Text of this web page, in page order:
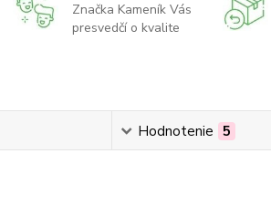
Značka Kameník Vás
presvedčí o kvalite
Hodnotenie 5